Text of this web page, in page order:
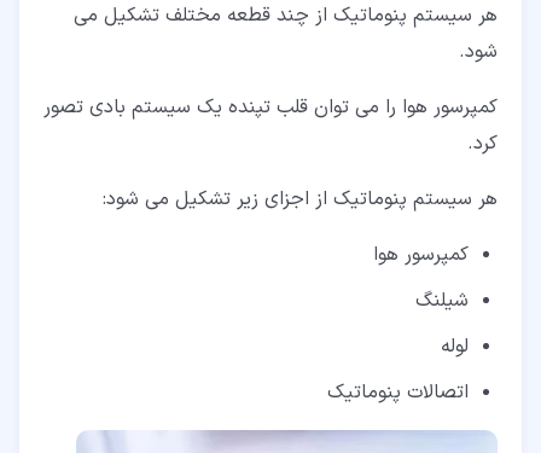
هر سیستم پنوماتیک از چند قطعه مختلف تشکیل می
شود.
کمپرسور هوا را می توان قلب تپنده یک سیستم بادی تصور
کرد.
هر سیستم پنوماتیک از اجزای زیر تشکیل می شود:
کمپرسور هوا
شیلنگ
لوله
اتصالات پنوماتیک